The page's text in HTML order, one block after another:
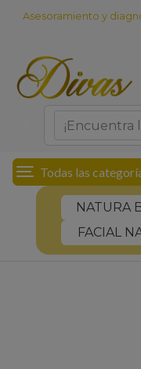
Asesoramiento y
Todas las
NATURA
FACIAL